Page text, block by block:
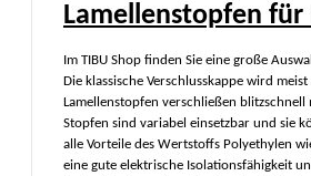
Lamellenstopfen
Im TIBU Shop finden Sie eine große
Die klassische Verschlusskappe wird
Lamellenstopfen verschließen
Stopfen sind variabel einsetzbar und sie
alle Vorteile des Wertstoffs Polyethylen
eine gute elektrische Isolationsfähigkeit